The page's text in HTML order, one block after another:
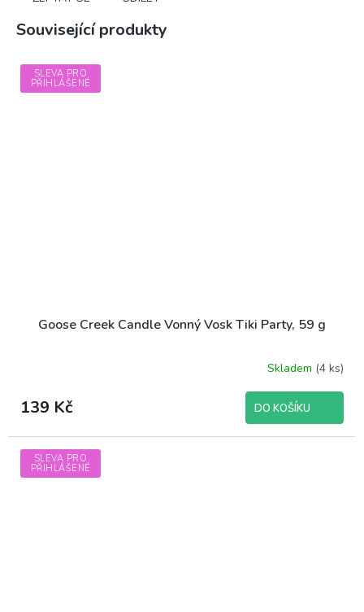
Související produkty
SLEVA PRO
PŘIHLÁŠENÉ
Goose Creek Candle Vonný Vosk Tiki Party, 59 g
produktu
je
z
hvězdiček.
Skladem (4 ks)
139 Kč DO KOŠÍKU
SLEVA PRO
PŘIHLÁŠENÉ